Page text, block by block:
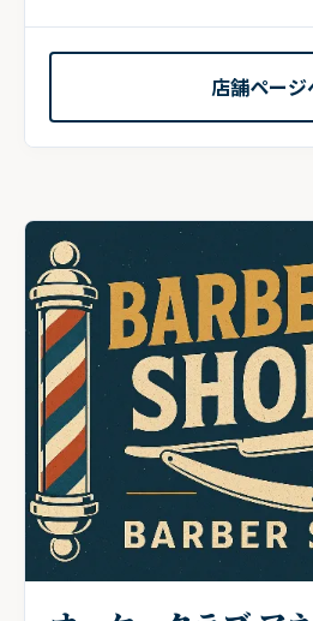
店舗ページ